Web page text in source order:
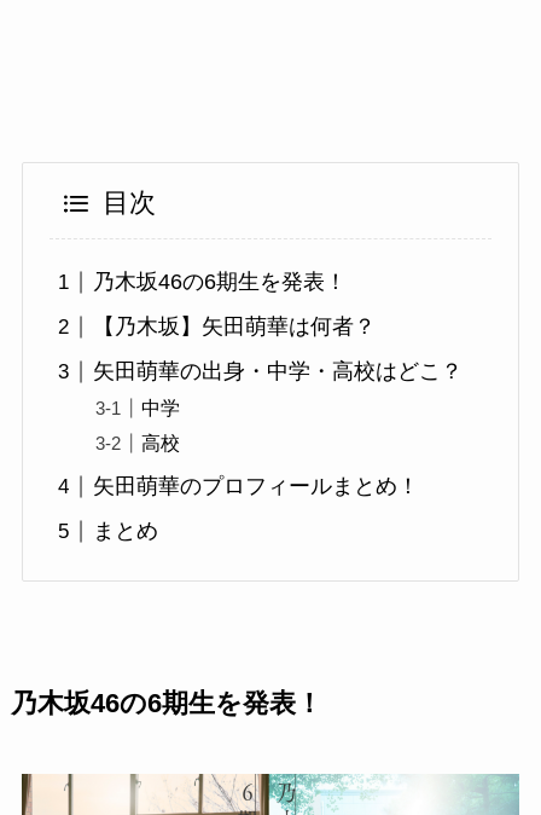
目次
乃木坂46の6期生を発表！
【乃木坂】矢田萌華は何者？
矢田萌華の出身・中学・高校はどこ？
中学
高校
矢田萌華のプロフィールまとめ！
まとめ
乃木坂46の6期生を発表！